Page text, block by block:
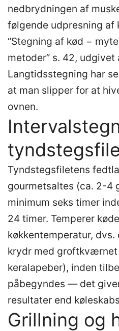
nedbrydningen af
følgende udpresning af
“Stegning af kød −
metoder” s. 42,
Langtidsstegning har
at man slipper for at
ovnen.
Tyndstegsfiletens
gourmetsaltes (ca. 2-4
minimum seks timer
24 timer. Temperer
køkkentemperatur, dvs.
krydr med
keralapeber), inden
påbegyndes — det
resultater end
Grillning og